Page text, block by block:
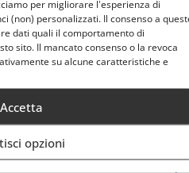
per migliorare l'esperienza di
(non) personalizzati. Il consenso a
dati quali il comportamento di
sito. Il mancato consenso o la revoca
su alcune caratteristiche e
Accetta
opzioni
20, 2025 0
Paralimpici Invernali
di Fiemme si conferma